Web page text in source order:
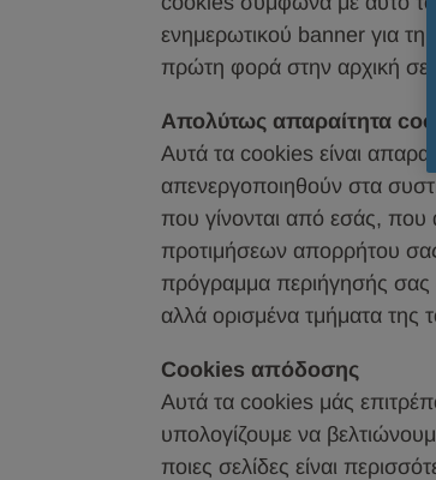
ενημερωτικού banner για τη
πρώτη φορά στην αρχική
Απολύτως απαραίτητα
Αυτά τα cookies είναι
απενεργοποιηθούν στα
που γίνονται από εσάς, που
προτιμήσεων απορρήτου
πρόγραμμα περιήγησής σας
αλλά ορισμένα τμήματα της
Cookies απόδοσης
Αυτά τα cookies μάς
υπολογίζουμε να
ποιες σελίδες είναι